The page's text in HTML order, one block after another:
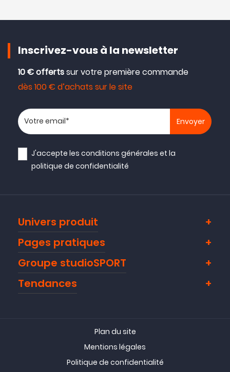
Inscrivez-vous à la newsletter
10 € offertssur votre première commande
dès 100 € d’achats sur le site
Votre adresse email
J'accepte lesconditions générales et la
politique de confidentialité
Univers produit
Pages pratiques
Groupe studioSPORT
Tendances
Plan du site
Mentions légales
Politique de confidentialité